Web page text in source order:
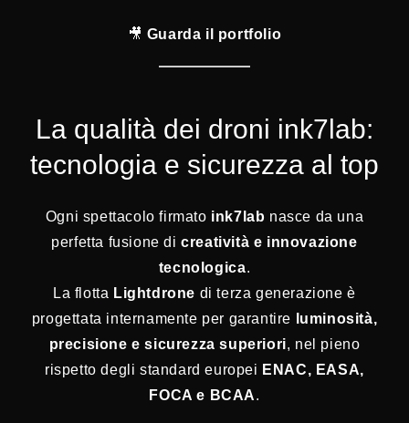
🎥 Guarda il portfolio
La qualità dei droni ink7lab:
tecnologia e sicurezza al top
Ogni spettacolo firmato ink7lab nasce da una
perfetta fusione dicreatività e innovazione
tecnologica.
La flotta Lightdrone di terza generazione è
progettata internamente per garantire
luminosità,
precisione e sicurezza superiori, nel pieno
rispetto degli standard europei ENAC, EASA,
FOCA e BCAA.